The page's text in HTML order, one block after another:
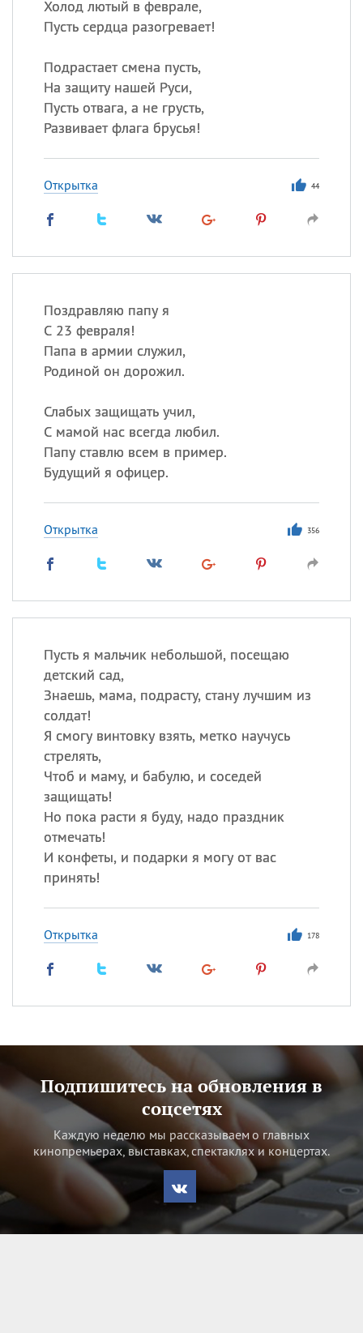
Холод лютый в феврале,
Пусть сердца разогревает!
Подрастает смена пусть,
На защиту нашей Руси,
Пусть отвага, а не грусть,
Развивает флага брусья!
Открытка 44
Поздравляю папу я
С 23 февраля!
Папа в армии служил,
Родиной он дорожил.
Слабых защищать учил,
С мамой нас всегда любил.
Папу ставлю всем в пример.
Будущий я офицер.
Открытка 356
Пусть я мальчик небольшой, посещаю
детский сад,
Знаешь, мама, подрасту, стану лучшим из
солдат!
Я смогу винтовку взять, метко научусь
стрелять,
Чтоб и маму, и бабулю, и соседей
защищать!
Но пока расти я буду, надо праздник
отмечать!
И конфеты, и подарки я могу от вас
принять!
Открытка 178
Подпишитесь на обновления в
соцсетях
Каждую неделю мы рассказываем о главных
кинопремьерах, выставках, спектаклях и концертах.